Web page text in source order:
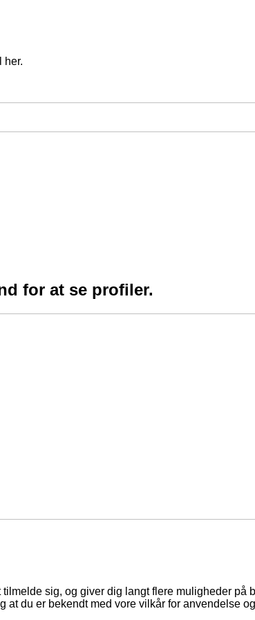
her.
for at se profiler.
sig, og giver dig langt flere muligheder
du er bekendt med vore vilkår for anvendelse